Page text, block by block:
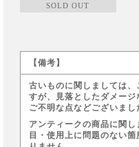
SOLD OUT
【備考】
古いものに関しましては
すが、見落としたダメージ
ご不明な点などございまし
アンティークの商品に関
目・使用上に問題のない